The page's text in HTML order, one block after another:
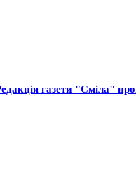
газети "Сміла"